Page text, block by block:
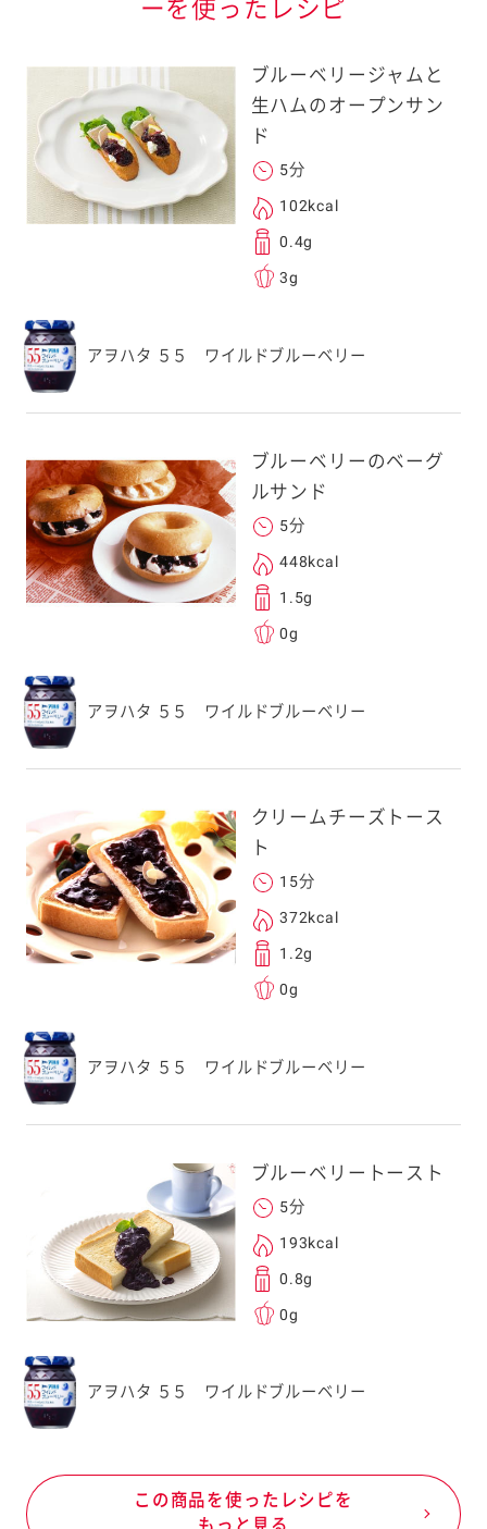
ーを使ったレシピ
ブルーベリージャムと
生ハムのオープンサン
ド
5分
102kcal
0.4g
3g
アヲハタ ５５ ワイルドブルーベリー
ブルーベリーのベーグ
ルサンド
5分
448kcal
1.5g
0g
アヲハタ ５５ ワイルドブルーベリー
クリームチーズトース
ト
15分
372kcal
1.2g
0g
アヲハタ ５５ ワイルドブルーベリー
ブルーベリートースト
5分
193kcal
0.8g
0g
アヲハタ ５５ ワイルドブルーベリー
この商品を使ったレシピを